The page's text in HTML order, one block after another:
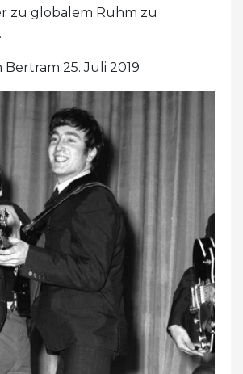
zu globalem Ruhm zu
Bertram 25. Juli 2019